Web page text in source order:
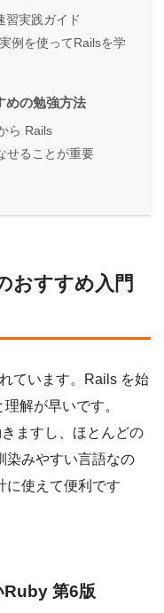
習実践ガイド
例を使ってRailsを学
めの勉強方法
ら Rails
せることが重要
おすすめ入門
ています。Rails を始
解が早いです。
ますし、ほとんどの
染みやすい言語なの
に使えて便利です
Ruby 第6版